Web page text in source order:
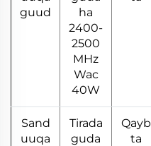
ha
2400-
2500
MHz
Wac
40W
guud
Qayb
ta
Tirada
guda
Sand
uuqa